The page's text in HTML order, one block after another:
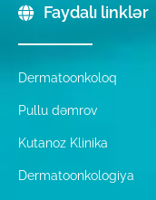
Faydalı linklər
Dermatoonkoloq
Pullu dəmrov
Kutanoz Klinika
Dermatoonkologiya